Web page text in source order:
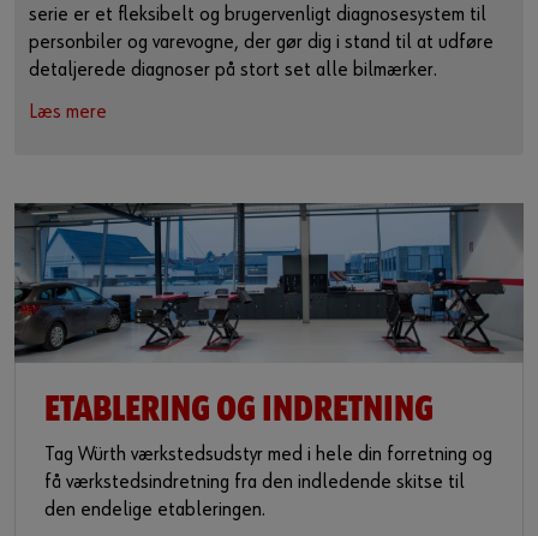
serie er et fleksibelt og brugervenligt diagnosesystem til
personbiler og varevogne, der gør dig i stand til at udføre
detaljerede diagnoser på stort set alle bilmærker.
Læs mere
ETABLERING OG INDRETNING
Tag Würth værkstedsudstyr med i hele din forretning og
få værkstedsindretning fra den indledende skitse til
den endelige etableringen.